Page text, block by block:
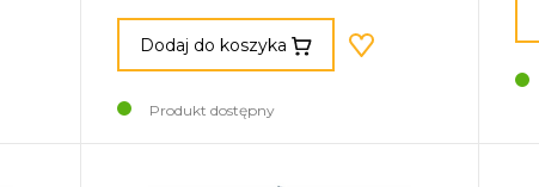
Dodaj do koszyka
Produkt dostępny